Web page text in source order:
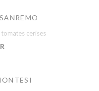
cerises